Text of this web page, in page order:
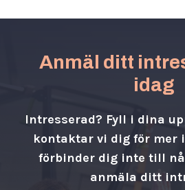
Anmäl ditt
idag
Intresserad? Fyll i dina
kontaktar vi dig för mer
förbinder dig inte till
anmäla ditt